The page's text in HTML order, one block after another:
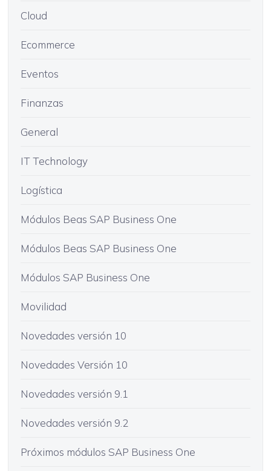
Cloud
Ecommerce
Eventos
Finanzas
General
IT Technology
Logística
Módulos Beas SAP Business One
Módulos Beas SAP Business One
Módulos SAP Business One
Movilidad
Novedades versión 10
Novedades Versión 10
Novedades versión 9.1
Novedades versión 9.2
Próximos módulos SAP Business One